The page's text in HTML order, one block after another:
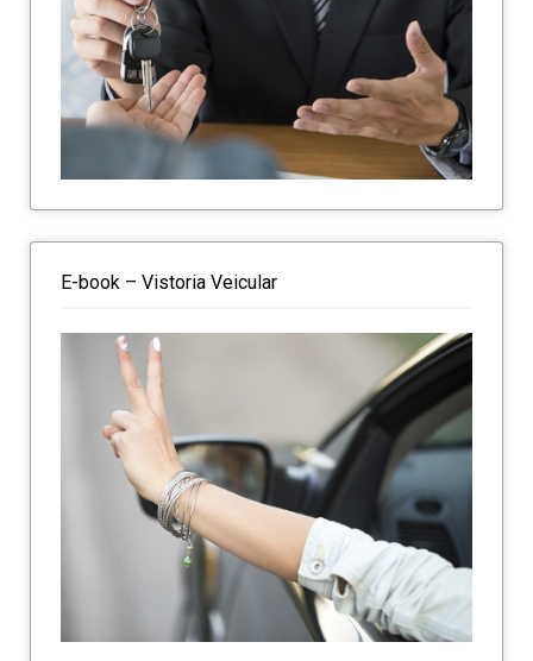
E-book – Vistoria Veicular